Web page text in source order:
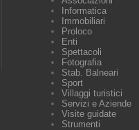
Informatica
Immobiliari
Proloco
Enti
Spettacoli
Fotografia
Stab. Balneari
Sport
Villaggi turistici
Servizi e Aziende
Visite guidate
Strumenti